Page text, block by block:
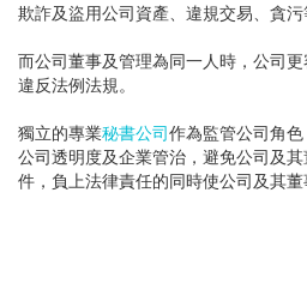
欺詐及盜用公司資產、違規交易、貪污
而公司董事及管理為同一人時，公司
違反法例法規。
獨立的專業秘書公司作為監管公司角
公司透明度及企業管治，避免公司及
件，負上法律責任的同時使公司及其董